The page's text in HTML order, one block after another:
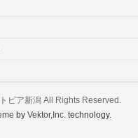
ピア新潟 All Rights Reserved.
byVektor,Inc. technology.